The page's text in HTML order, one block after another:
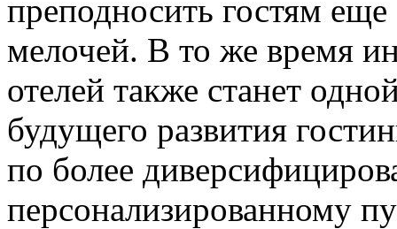
преподносить гостям
мелочей. В то же время
отелей также станет
будущего развития
по более
персонализированному